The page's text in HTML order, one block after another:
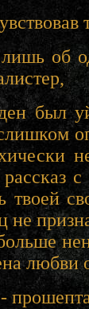
об
был
рассказ
твоей
не
любви